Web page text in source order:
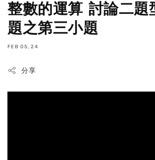
整數的運算 討論二題
題之第三小題
FEB 05, 24
分享